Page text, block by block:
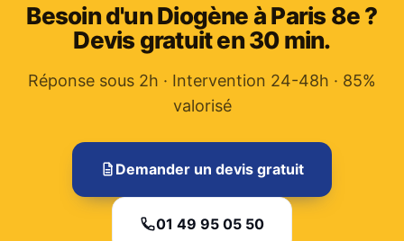
Besoin d'un Diogène à Paris 8e ?
Devis gratuit en 30 min.
Réponse sous 2h · Intervention 24-48h · 85%
valorisé
Demander un devis gratuit
01 49 95 05 50